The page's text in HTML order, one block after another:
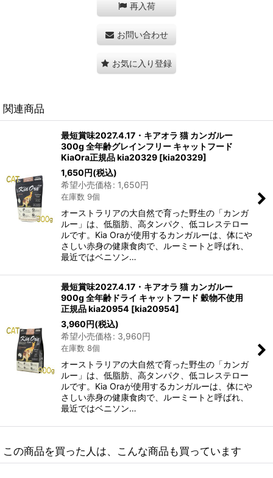
再入荷
お問い合わせ
お気に入り登録
関連商品
最短賞味2027.4.17・キアオラ 猫 カンガルー
300g 全年齢グレインフリー キャットフード
KiaOra正規品 kia20329 [kia20329]
1,650円(税込)
希望小売価格: 1,650円
在庫数 9個
オーストラリアの大自然で育った野生の「カンガ
ルー」は、低脂肪、高タンパク、低コレステロー
ルです。Kia Oraが使用するカンガルーは、体にや
さしい赤身の健康食肉で、ルーミートと呼ばれ、
最近ではベニソン…
最短賞味2027.4.17・キアオラ 猫 カンガルー
900g 全年齢ドライ キャットフード 穀物不使用
正規品 kia20954 [kia20954]
3,960円(税込)
希望小売価格: 3,960円
在庫数 8個
オーストラリアの大自然で育った野生の「カンガ
ルー」は、低脂肪、高タンパク、低コレステロー
ルです。Kia Oraが使用するカンガルーは、体にや
さしい赤身の健康食肉で、ルーミートと呼ばれ、
最近ではベニソン…
この商品を買った人は、こんな商品も買っています